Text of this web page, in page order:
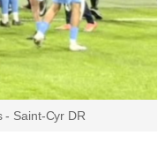
- Saint-Cyr DR